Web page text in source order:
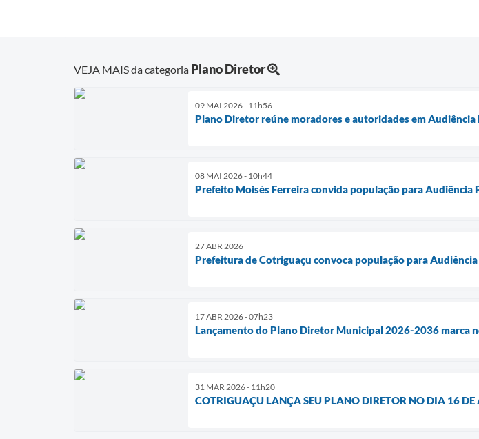
VEJA MAIS da categoria Plano Diretor
09 MAI 2026 - 11h56
Plano Diretor reúne moradores e autoridades em
08 MAI 2026 - 10h44
Prefeito Moisés Ferreira convida população para Audiência
27 ABR 2026
Prefeitura de Cotriguaçu convoca população para
17 ABR 2026 - 07h23
Lançamento do Plano Diretor Municipal 2026-2036 marca
31 MAR 2026 - 11h20
COTRIGUAÇU LANÇA SEU PLANO DIRETOR NO DIA 16 DE